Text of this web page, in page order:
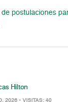
postulaciones
Hilton
2026 • VISITAS: 40